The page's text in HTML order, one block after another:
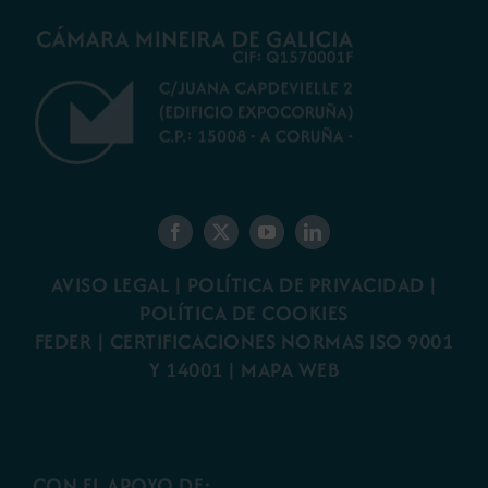
AVISO LEGAL | POLÍTICA DE PRIVACIDAD |
POLÍTICA DE COOKIES
FEDER | CERTIFICACIONES NORMAS ISO 9001
Y 14001 | MAPA WEB